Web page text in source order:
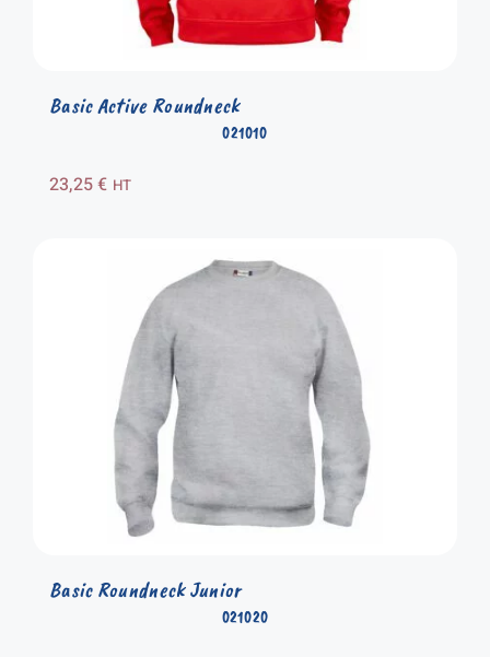
021010
Basic Active Roundneck
23,25€ HT
021020
Basic Roundneck Junior